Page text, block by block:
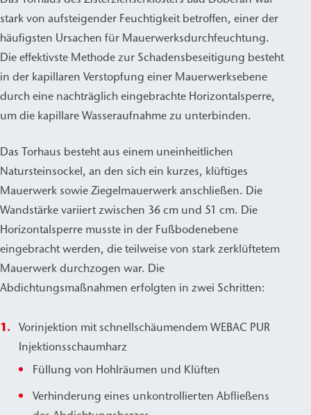
stark von aufsteigender Feuchtigkeit betroffen, einer der
häufigsten Ursachen für Mauerwerksdurchfeuchtung.
Die effektivste Methode zur Schadensbeseitigung besteht
in der kapillaren Verstopfung einer Mauerwerksebene
durch eine nachträglich eingebrachte Horizontalsperre,
um die kapillare Wasseraufnahme zu unterbinden.
Das Torhaus besteht aus einem uneinheitlichen
Natursteinsockel, an den sich ein kurzes, klüftiges
Mauerwerk sowie Ziegelmauerwerk anschließen. Die
Wandstärke variiert zwischen 36 cm und 51 cm. Die
Horizontalsperre musste in der Fußbodenebene
eingebracht werden, die teilweise von stark zerklüftetem
Mauerwerk durchzogen war. Die
Abdichtungsmaßnahmen erfolgten in zwei Schritten:
Vorinjektion mit schnellschäumendem WEBAC PUR
Injektionsschaumharz
Füllung von Hohlräumen und Klüften
Verhinderung eines unkontrollierten Abfließens